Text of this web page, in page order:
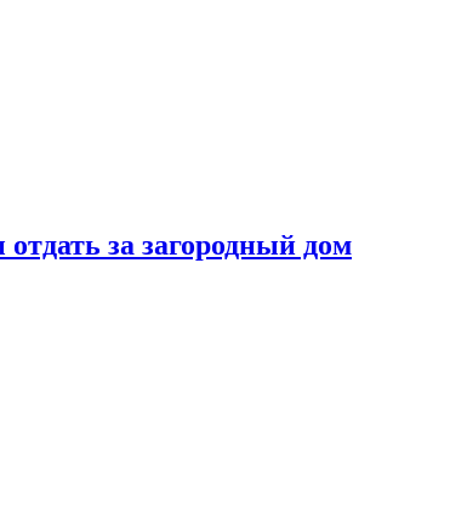
за загородный дом